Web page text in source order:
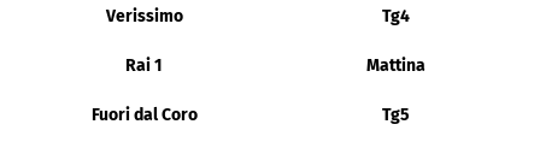
Verissimo Tg4
Rai 1 Mattina
Fuori dal Coro Tg5